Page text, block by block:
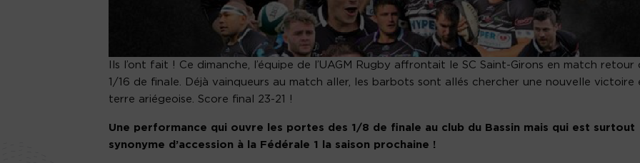
Ils l’ont fait ! Ce dimanche, l’équipe de l’UAGM Rugby affrontait le SC Saint-Girons en match retour
1/16 de finale. Déjà vainqueurs au match aller, les barbots sont allés chercher une nouvelle victoire
terre ariégeoise. Score final 23-21 !
Une performance qui ouvre les portes des 1/8 de finale au club du Bassin mais qui est surtout
synonyme d’accession à la Fédérale 1 la saison prochaine !